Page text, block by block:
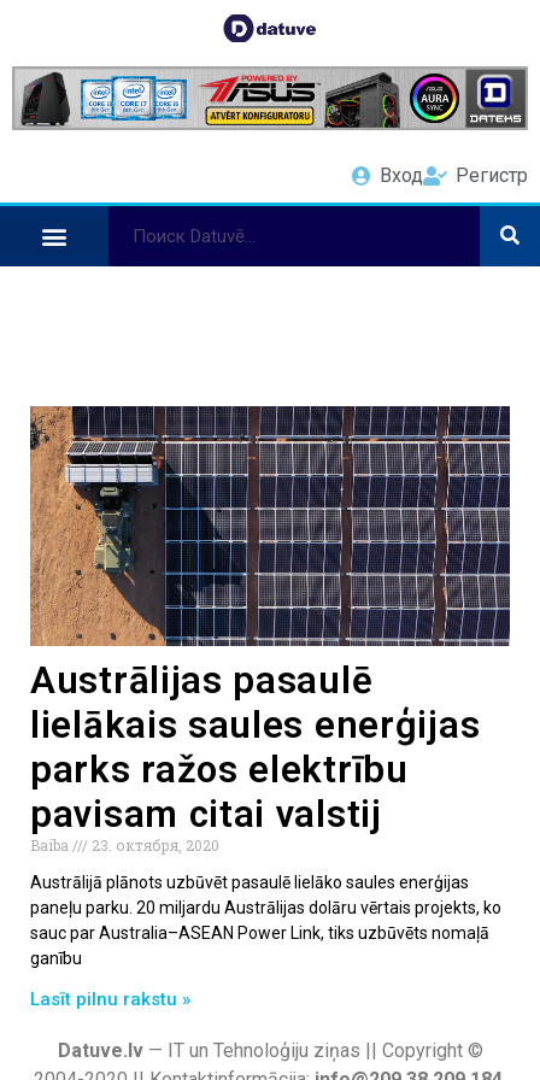
Вход Регистр
Austrālijas pasaulē
lielākais saules enerģijas
parks ražos elektrību
pavisam citai valstij
Baiba
23. октября, 2020
Austrālijā plānots uzbūvēt pasaulē lielāko saules enerģijas
paneļu parku. 20 miljardu Austrālijas dolāru vērtais projekts, ko
sauc par Australia–ASEAN Power Link, tiks uzbūvēts nomaļā
ganību
Lasīt pilnu rakstu »
Datuve.lv— IT un Tehnoloģiju ziņas || Copyright ©